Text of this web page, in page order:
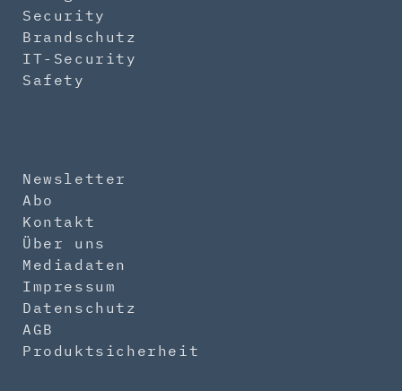
Security
Brandschutz
IT-Security
Safety
Newsletter
Abo
Kontakt
Über uns
Mediadaten
Impressum
Datenschutz
AGB
Produktsicherheit